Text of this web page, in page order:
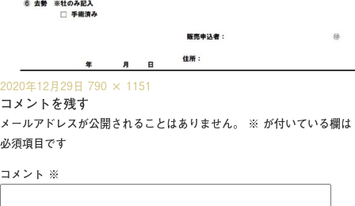
投
稿
日:
2020年12月29日 フ
ル
サ
790 × 1151
コメントを残す
メールアドレスが公開されることはありません。 ※ が付いている欄は
必須項目です
コメント ※